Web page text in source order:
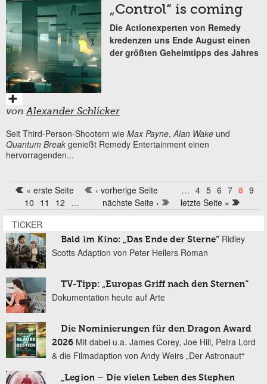
„Control“ is coming
Die Actionexperten von Remedy
kredenzen uns Ende August einen
der größten Geheimtipps des Jahres
vonAlexander Schlicker
Seit Third-Person-Shootern wie Max Payne, Alan Wake und
Quantum Break genießt Remedy Entertainment einen
hervorragenden...
Seiten
« erste Seite ‹ vorherige Seite … 4 5 6 7 8 9
10 11 12 … nächste Seite ›
letzte Seite »
TICKER
Bald im Kino: „Das Ende der Sterne“ Ridley
Scotts Adaption von Peter Hellers Roman
TV-Tipp: „Europas Griff nach den Sternen“
Dokumentation heute auf Arte
Die Nominierungen für den Dragon Award
2026 Mit dabei u.a. James Corey, Joe Hill, Petra Lord
& die Filmadaption von Andy Weirs „Der Astronaut“
„Legion – Die vielen Leben des Stephen